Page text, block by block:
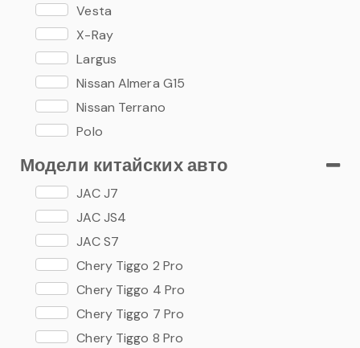
Vesta
X-Ray
Largus
Nissan Almera G15
Nissan Terrano
Polo
Rapid
Rapid 17-
Модели китайских авто
JAC J7
JAC JS4
JAC S7
Chery Tiggo 2 Pro
Chery Tiggo 4 Pro
Chery Tiggo 7 Pro
Chery Tiggo 8 Pro